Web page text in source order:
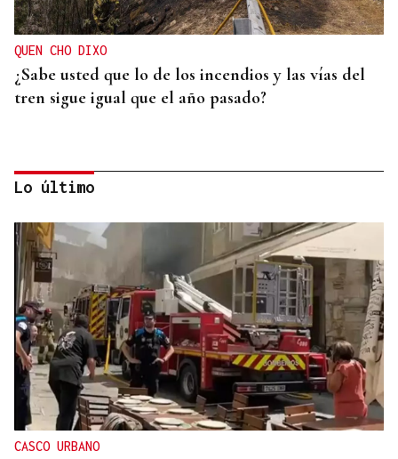
QUEN CHO DIXO
¿Sabe usted que lo de los incendios y las vías del
tren sigue igual que el año pasado?
HELICOPTERO MEDICALIZADO
Un motorista en estado grave tras una colisión en
Velle
Lo último
CASCO URBANO